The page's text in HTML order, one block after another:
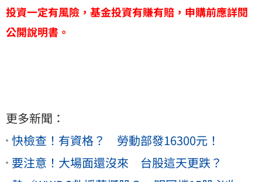
投資一定有風險，基金投資有賺有賠，申購前應詳閱
公開說明書。
更多新聞：
快檢查！有資格？ 勞動部發16300元！
要注意！大場面還沒來 台股這天更跌？